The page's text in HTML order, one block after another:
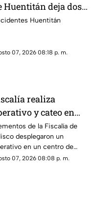
Huentitán deja dos
heridas
Huentitán
07, 2026 08:18 p. m.
realiza
y cateo en
de la colonia
en
de la Fiscalía de
desplegaron un
en un centro de
de la colonia
07, 2026 08:08 p. m.